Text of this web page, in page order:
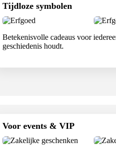
Tijdloze symbolen
Betekenisvolle cadeaus voor
geschiedenis houdt.
Voor events & VIP